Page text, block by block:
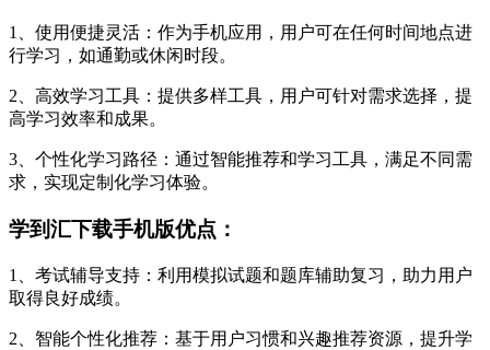
1、使用便捷灵活：作为手机应用，用户可在任何时间地点进
行学习，如通勤或休闲时段。
2、高效学习工具：提供多样工具，用户可针对需求选择，提
高学习效率和成果。
3、个性化学习路径：通过智能推荐和学习工具，满足不同需
求，实现定制化学习体验。
学到汇下载手机版优点：
1、考试辅导支持：利用模拟试题和题库辅助复习，助力用户
取得良好成绩。
2、智能个性化推荐：基于用户习惯和兴趣推荐资源，提升学